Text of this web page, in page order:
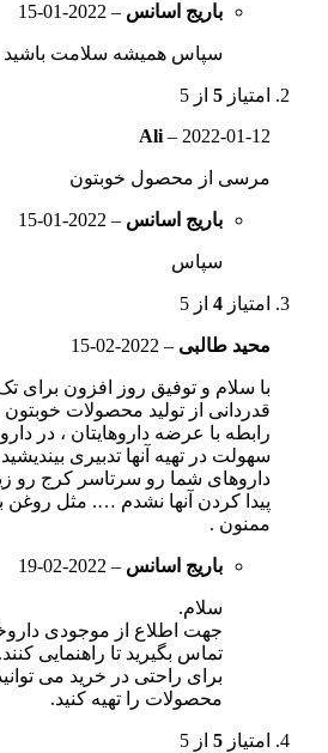
باریج اسانس –
2022-01-15
سپاس همیشه سلامت باشید
امتیاز5 از 5
Ali– 2022-01-12
مرسی از محصول خوبتون
باریج اسانس –
2022-01-15
امتیاز4 از 5
محید طالبی –
2022-02-15
با سلام و توفیق روز افزون برای تک تک
قدردانی از تولید محصولات خوبتون …..
رابطه با عرضه داروهایتان ، در
داروهای شما رو سرتاسر کرج رو زیر پا
پیدا کردن آنها نشدم …. مثل روغن بذر کتان
ممنون .
باریج اسانس –
2022-02-19
جهت اطلاع از موجودی داروخانه ها
تماس بگیرید تا راهنمایی کنند.
برای راحتی در خرید می توانید از
محصولات را تهیه کنید.
امتیاز5 از 5